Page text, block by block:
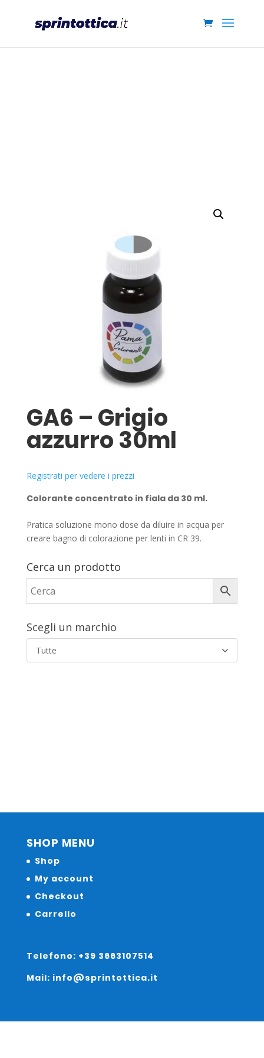
GA6 – Grigio
azzurro 30ml
Registrati per vedere i prezzi
Colorante concentrato in fiala da 30 ml.
Pratica soluzione mono dose da diluire in acqua per
creare bagno di colorazione per lenti in CR 39.
Cerca un prodotto
Scegli un marchio
Tutte
SHOP MENU
Shop
My account
Checkout
Carrello
Telefono: +39 3663107514
Mail: info@sprintottica.it